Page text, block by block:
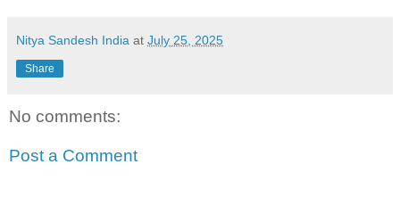
Nitya Sandesh India at July 25, 2025
Share
No comments:
Post a Comment